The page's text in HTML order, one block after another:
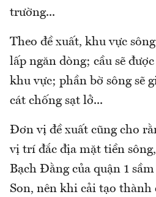
trường...
Theo đề xuất, khu vực
lấp ngăn dòng; cầu sẽ
khu vực; phần bờ sông sẽ
cát chống sạt lở...
Đơn vị đề xuất cũng cho
vị trí đắc địa mặt tiền
Bạch Đằng của quận 1
Son, nên khi cải tạo thành